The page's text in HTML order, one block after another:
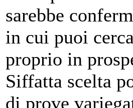
sarebbe
in cui puoi
proprio in
Siffatta scelta
di prove